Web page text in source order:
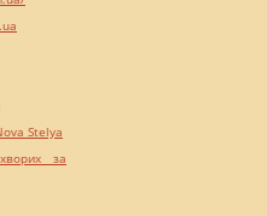
Stelya
за